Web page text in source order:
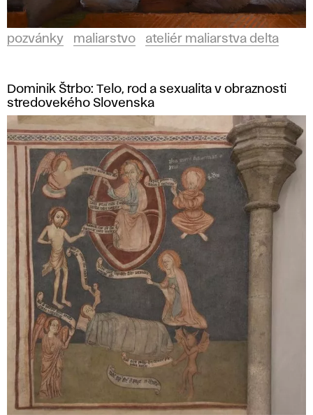
pozvánky maliarstvo ateliér maliarstva delta
Dominik Štrbo: Telo, rod a sexualita v obraznosti
stredovekého Slovenska